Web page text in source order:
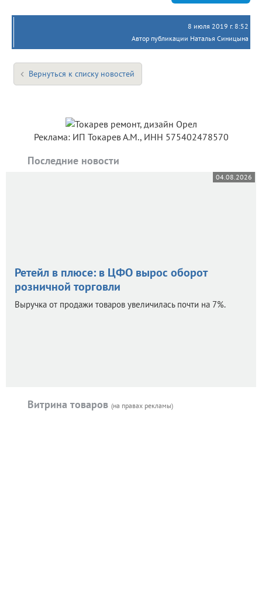
8 июля 2019 г. 8:52
Автор публикации Наталья Синицына
Вернуться к списку новостей
Реклама: ИП Токарев А.М., ИНН 575402478570
Последние новости
04.08.2026
Ретейл в плюсе: в ЦФО вырос оборот
розничной торговли
Выручка от продажи товаров увеличилась почти на 7%.
Витрина товаров (на правах рекламы)